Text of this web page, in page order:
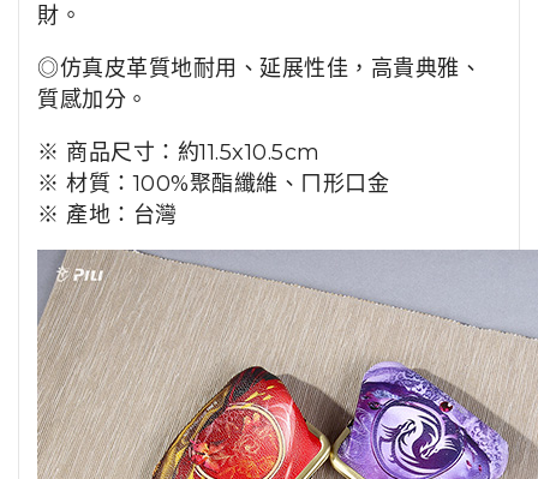
財。
◎仿真皮革質地耐用、延展性佳，高貴典雅、
質感加分。
※ 商品尺寸：約11.5x10.5cm
※ 材質：100%聚酯纖維、ㄇ形口金
※ 產地：台灣